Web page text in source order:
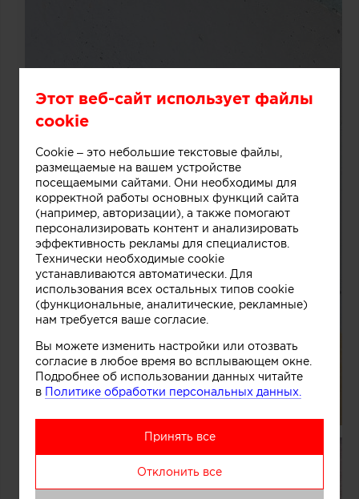
Этот веб-сайт использует файлы
cookie
Cookie – это небольшие текстовые файлы,
размещаемые на вашем устройстве
посещаемыми сайтами. Они необходимы для
корректной работы основных функций сайта
(например, авторизации), а также помогают
персонализировать контент и анализировать
эффективность рекламы для специалистов.
Технически необходимые cookie
устанавливаются автоматически. Для
использования всех остальных типов cookie
(функциональные, аналитические, рекламные)
нам требуется ваше согласие.
Вы можете изменить настройки или отозвать
согласие в любое время во всплывающем окне.
Подробнее об использовании данных читайте
в Политике обработки персональных данных.
Принять все
Отклонить все